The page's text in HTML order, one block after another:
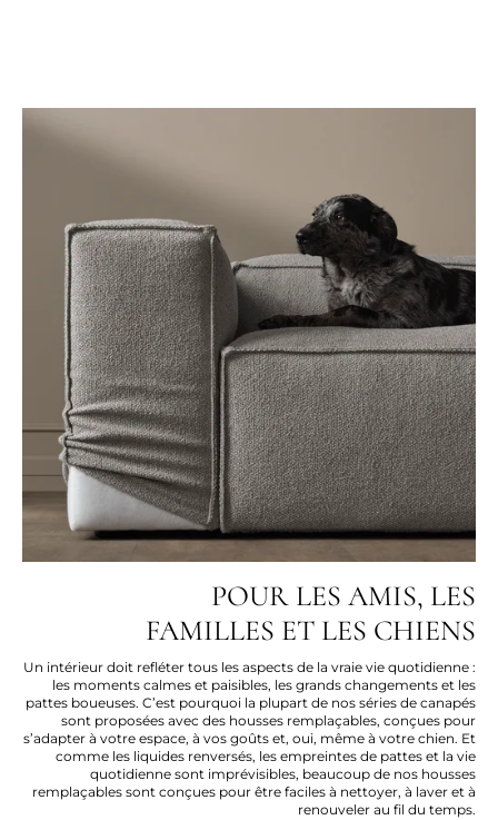
POUR LES AMIS, LES
FAMILLES ET LES CHIENS
Un intérieur doit refléter tous les aspects de la vraie vie quotidienne :
les moments calmes et paisibles, les grands changements et les
pattes boueuses. C’est pourquoi la plupart de nos séries de canapés
sont proposées avec des housses remplaçables, conçues pour
s’adapter à votre espace, à vos goûts et, oui, même à votre chien. Et
comme les liquides renversés, les empreintes de pattes et la vie
quotidienne sont imprévisibles, beaucoup de nos housses
remplaçables sont conçues pour être faciles à nettoyer, à laver et à
renouveler au fil du temps.